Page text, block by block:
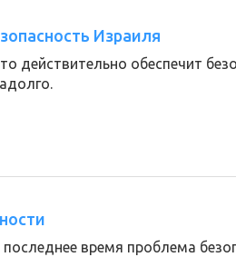
Израиля
действительно обеспечит
последнее время проблема